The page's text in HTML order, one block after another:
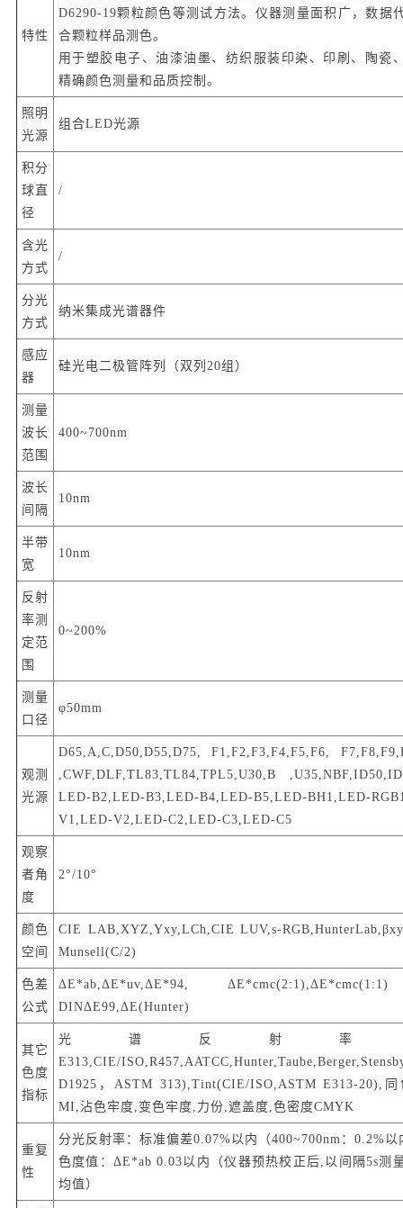
特性
D6290-19颗粒颜色等测试方法。仪器测量面积广，数据
合颗粒样品测色。
用于塑胶电子、油漆油墨、纺织服装印染、印刷、陶瓷
精确颜色测量和品质控制。
照明
光源
组合LED光源
积分
球直
径
/
含光
方式
/
分光
方式
纳米集成光谱器件
感应
器
硅光电二极管阵列（双列20组）
测量
波长
范围
400~700nm
波长
间隔
10nm
半带
宽
10nm
反射
率测
定范
围
0~200%
测量
口径
φ50mm
观测
光源
D65,A,C,D50,D55,D75, F1,F2,F3,F4,F5,F6,
,CWF,DLF,TL83,TL84,TPL5,U30,B
LED-B2,LED-B3,LED-B4,LED-B5,LED-BH1,LED-
V1,LED-V2,LED-C2,LED-C3,LED-C5
观察
者角
度
2°/10°
颜色
空间
CIE LAB,XYZ,Yxy,LCh,CIE LUV,s-
Munsell(C/2)
色差
公式
ΔE*ab,ΔE*uv,ΔE*94,
DINΔE99,ΔE(Hunter)
其它
色度
指标
光谱反射率
E313,CIE/
D1925，ASTM 313),Tint(CIE/ISO,ASTM E313-20),
MI,沾色牢度,变色牢度,力份,遮盖度,色密度CMYK
重复
性
分光反射率：标准偏差0.07%以内（400~700nm：0.2%以
色度值：ΔE*ab 0.03以内（仪器预热校正后,以间隔5s测
均值）